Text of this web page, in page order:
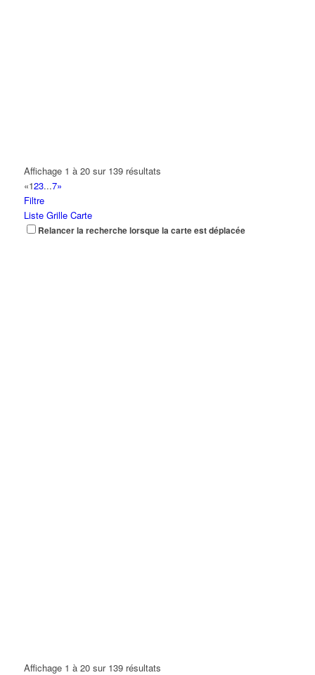
Affichage 1 à 20 sur 139 résultats
«123...7»
Filtre
Liste Grille Carte
Relancer la recherche lorsque la carte est déplacée
Affichage 1 à 20 sur 139 résultats